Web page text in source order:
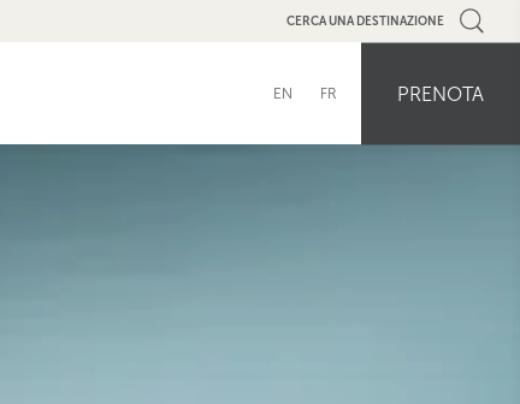
CERCA UNA DESTINAZIONE
EN FR PRENOTA